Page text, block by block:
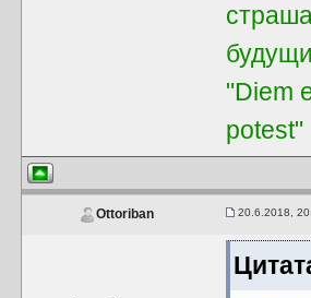
"Diem
potest"
Ottoriban 20.6.2018,